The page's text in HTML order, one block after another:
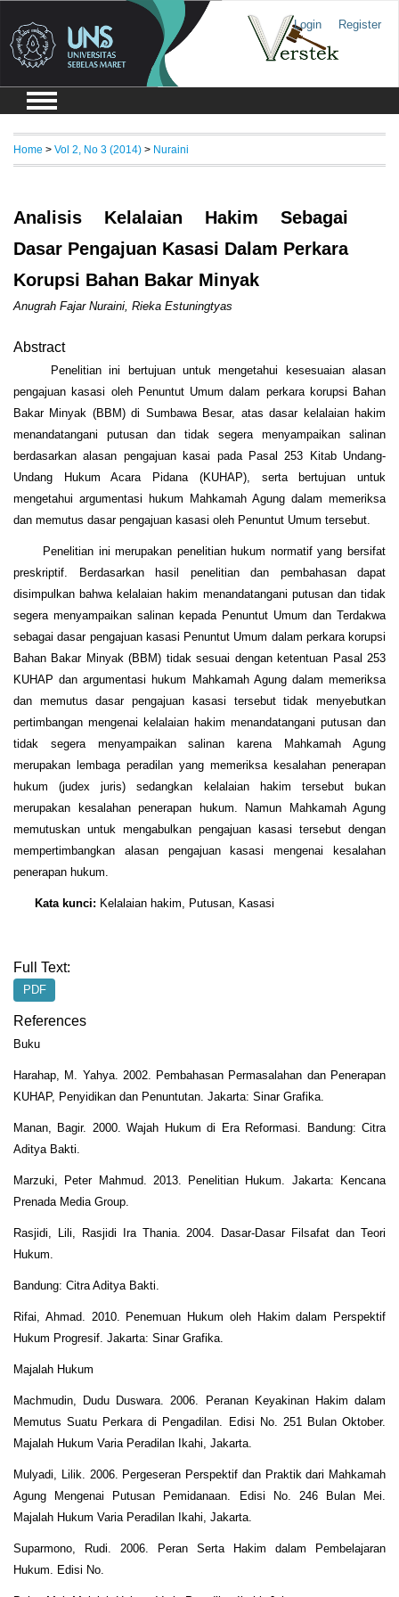
Login Register
Home > Vol 2, No 3 (2014) > Nuraini
Analisis Kelalaian Hakim Sebagai
Dasar Pengajuan Kasasi Dalam Perkara
Korupsi Bahan Bakar Minyak
Anugrah Fajar Nuraini, Rieka Estuningtyas
Abstract
Penelitian ini bertujuan untuk mengetahui kesesuaian alasan
pengajuan kasasi oleh Penuntut Umum dalam perkara korupsi Bahan
Bakar Minyak (BBM) di Sumbawa Besar, atas dasar kelalaian hakim
menandatangani putusan dan tidak segera menyampaikan salinan
berdasarkan alasan pengajuan kasai pada Pasal 253 Kitab Undang-
Undang Hukum Acara Pidana (KUHAP), serta bertujuan untuk
mengetahui argumentasi hukum Mahkamah Agung dalam memeriksa
dan memutus dasar pengajuan kasasi oleh Penuntut Umum tersebut.
Penelitian ini merupakan penelitian hukum normatif yang bersifat
preskriptif. Berdasarkan hasil penelitian dan pembahasan dapat
disimpulkan bahwa kelalaian hakim menandatangani putusan dan tidak
segera menyampaikan salinan kepada Penuntut Umum dan Terdakwa
sebagai dasar pengajuan kasasi Penuntut Umum dalam perkara korupsi
Bahan Bakar Minyak (BBM) tidak sesuai dengan ketentuan Pasal 253
KUHAP dan argumentasi hukum Mahkamah Agung dalam memeriksa
dan memutus dasar pengajuan kasasi tersebut tidak menyebutkan
pertimbangan mengenai kelalaian hakim menandatangani putusan dan
tidak segera menyampaikan salinan karena Mahkamah Agung
merupakan lembaga peradilan yang memeriksa kesalahan penerapan
hukum (judex juris) sedangkan kelalaian hakim tersebut bukan
merupakan kesalahan penerapan hukum. Namun Mahkamah Agung
memutuskan untuk mengabulkan pengajuan kasasi tersebut dengan
mempertimbangkan alasan pengajuan kasasi mengenai kesalahan
penerapan hukum.
Kata kunci: Kelalaian hakim, Putusan, Kasasi
Full Text:
PDF
References
Buku
Harahap, M. Yahya. 2002. Pembahasan Permasalahan dan Penerapan
KUHAP, Penyidikan dan Penuntutan. Jakarta: Sinar Grafika.
Manan, Bagir. 2000. Wajah Hukum di Era Reformasi. Bandung: Citra
Aditya Bakti.
Marzuki, Peter Mahmud. 2013. Penelitian Hukum. Jakarta: Kencana
Prenada Media Group.
Rasjidi, Lili, Rasjidi Ira Thania. 2004. Dasar-Dasar Filsafat dan Teori
Hukum.
Bandung: Citra Aditya Bakti.
Rifai, Ahmad. 2010. Penemuan Hukum oleh Hakim dalam Perspektif
Hukum Progresif. Jakarta: Sinar Grafika.
Majalah Hukum
Machmudin, Dudu Duswara. 2006. Peranan Keyakinan Hakim dalam
Memutus Suatu Perkara di Pengadilan. Edisi No. 251 Bulan Oktober.
Majalah Hukum Varia Peradilan Ikahi, Jakarta.
Mulyadi, Lilik. 2006. Pergeseran Perspektif dan Praktik dari Mahkamah
Agung Mengenai Putusan Pemidanaan. Edisi No. 246 Bulan Mei.
Majalah Hukum Varia Peradilan Ikahi, Jakarta.
Suparmono, Rudi. 2006. Peran Serta Hakim dalam Pembelajaran
Hukum. Edisi No.